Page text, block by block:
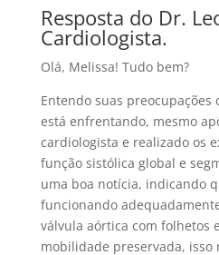
Resposta do Dr.
Cardiologista.
Olá, Melissa! Tudo bem?
Entendo suas preocupações
está enfrentando, mesmo
cardiologista e realizado os
função sistólica global e
uma boa notícia, indicando
funcionando
válvula aórtica com folhetos
mobilidade preservada, isso